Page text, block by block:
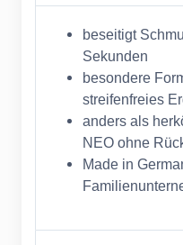
beseitigt
Sekunden
besondere
streifenfreies
anders als
NEO ohne
Made in